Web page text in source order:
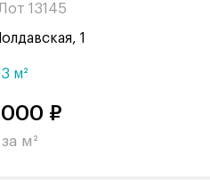
13145
1
м²
₽
м²